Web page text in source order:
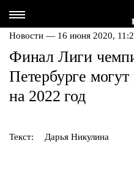
Новости — 16 июня 2020,
Финал Лиги
Петербурге
на 2022 год
Текст: Дарья Никулина